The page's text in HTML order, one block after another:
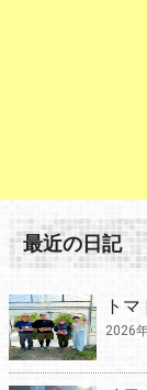
最近の日記
ト
2026